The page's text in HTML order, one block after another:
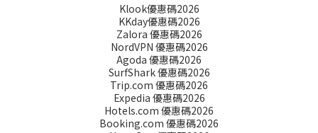
Klook優惠碼2026
KKday優惠碼2026
Zalora 優惠碼2026
NordVPN 優惠碼2026
Agoda 優惠碼2026
SurfShark 優惠碼2026
Trip.com 優惠碼2026
Expedia 優惠碼2026
Hotels.com 優惠碼2026
Booking.com 優惠碼2026